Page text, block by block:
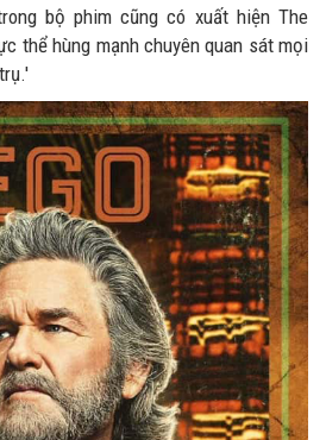
bộ phim cũng có xuất hiện The
thể hùng mạnh chuyên quan sát mọi